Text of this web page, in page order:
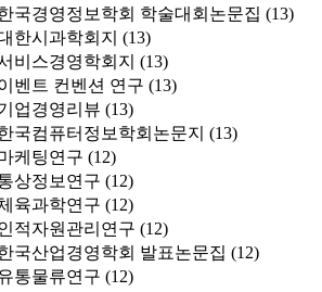
국경영정보학회 학술대회논문집 (13)
한시과학회지 (13)
비스경영학회지 (13)
벤트 컨벤션 연구 (13)
업경영리뷰 (13)
국컴퓨터정보학회논문지 (13)
케팅연구 (12)
상정보연구 (12)
육과학연구 (12)
적자원관리연구 (12)
국산업경영학회 발표논문집 (12)
통물류연구 (12)